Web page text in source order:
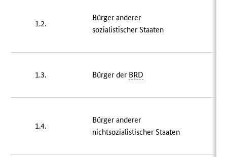
1.2.
Bürger anderer
sozialistischer Staaten
1.3. Bürger der BRD
1.4.
Bürger anderer
nichtsozialistischer Staaten